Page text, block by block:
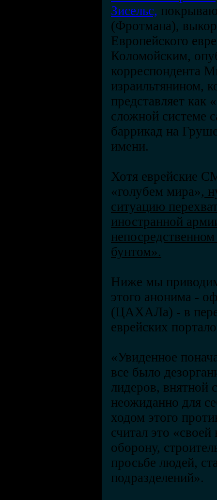
Зисельс,
(Фротмана),
Европейского
Коломойским,
корреспондента
израильтянином,
представляет как
сложной системе
баррикад на
имени.
Хотя еврейские
«голубем мира»,
ситуацию
иностранной
бунтом».
Ниже мы
этого анонима -
(ЦАХАЛа) - в
еврейских
«Увиденное
все было
лидеров, внятной
неожиданно для
ходом этого
считал это
оборону,
просьбе людей,
подразделений».